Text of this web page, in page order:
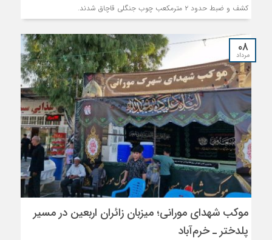
کشف و ضبط حدود ۲ مترمکعب چوب جنگلی قاچاق شدند.
۰۸
مرداد
موکب شهدای مورانی؛ میزبان زائران اربعین در مسیر
پلدختر ـ خرم‌آباد